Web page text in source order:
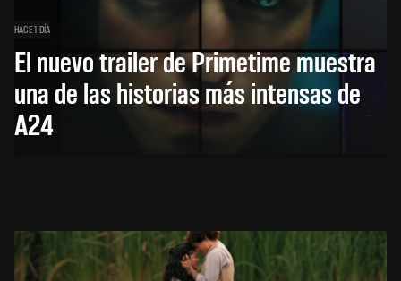
HACE 1 DÍA
El nuevo trailer de Primetime muestra
una de las historias más intensas de
A24